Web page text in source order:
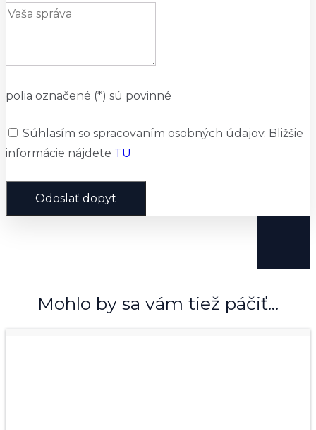
polia označené (*) sú povinné
Súhlasím so spracovaním osobných údajov. Bližšie
informácie nájdete TU
Odoslať dopyt
Mohlo by sa vám tiež páčiť...